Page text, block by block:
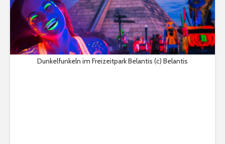
Dunkelfunkeln im Freizeitpark Belantis (c) Belantis